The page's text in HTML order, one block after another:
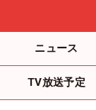
ニュース
TV放送予定